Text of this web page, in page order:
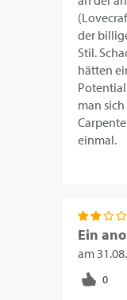
der
Stil.
hätten
man
einmal.
Ein
am